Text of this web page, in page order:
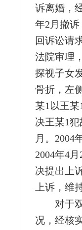
诉离婚，
年2月撤诉
回诉讼请
法院审理
探视子女
骨折，左
某1以王
决王某1
月。2004
2004年4
决提出上
上诉，维
对于
况，经核